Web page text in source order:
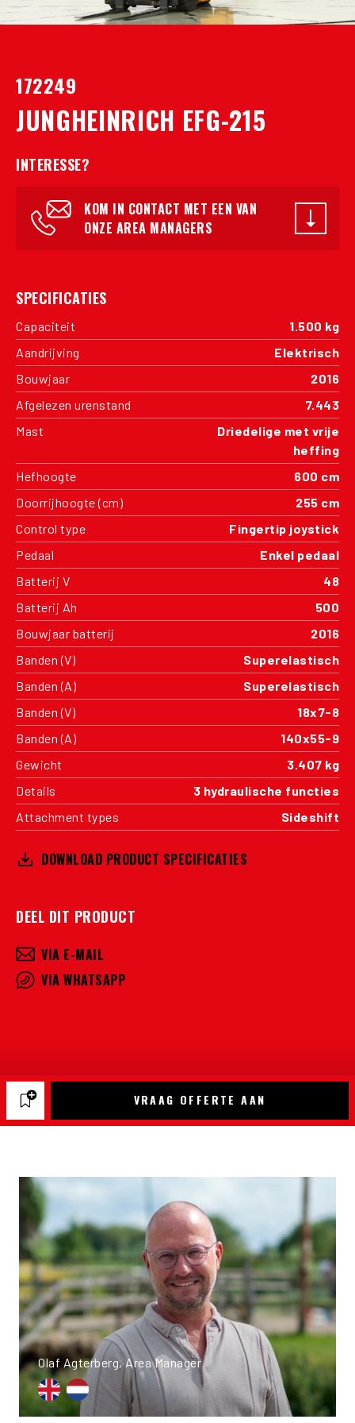
172249
JUNGHEINRICH EFG-215
INTERESSE?
KOM IN CONTACT MET EEN VAN
ONZE AREA MANAGERS
SPECIFICATIES
Capaciteit
1.500 kg
Aandrijving
Elektrisch
Bouwjaar
2016
Afgelezen urenstand
7.443
Mast
Driedelige met vrije
heffing
Hefhoogte
600 cm
Doorrijhoogte (cm)
255 cm
Control type
Fingertip joystick
Pedaal
Enkel pedaal
Batterij V
48
Batterij Ah
500
Bouwjaar batterij
2016
Banden (V)
Superelastisch
Banden (A)
Superelastisch
Banden (V)
18x7-8
Banden (A)
140x55-9
Gewicht
3.407 kg
Details
3 hydraulische functies
Attachment types
Sideshift
DOWNLOAD PRODUCT SPECIFICATIES
DEEL DIT PRODUCT
VIA E-MAIL
VIA WHATSAPP
VRAAG OFFERTE AAN
Olaf Agterberg, Area Manager